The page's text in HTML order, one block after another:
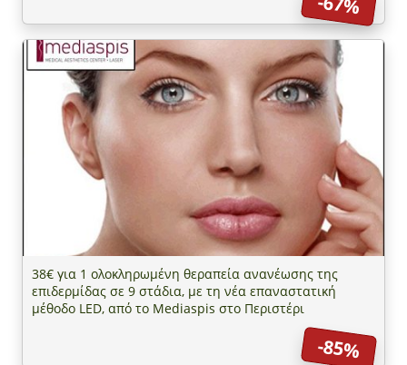
38€ για 1 ολοκληρωμένη θεραπεία ανανέωσης της
επιδερμίδας σε 9 στάδια, με τη νέα επαναστατική
μέθοδο LED, από το Mediaspis στο Περιστέρι
-85%